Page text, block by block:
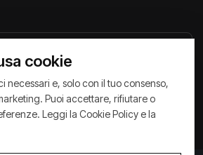
Comunicati
Policy Archivio News
cookie
necessari e, solo con il tuo consenso,
Puoi accettare, rifiutare o
Leggi la Cookie Policy e la